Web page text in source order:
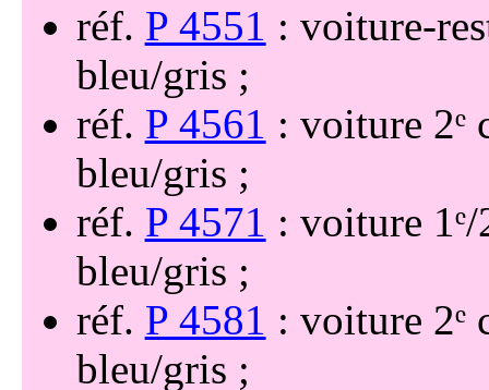
réf. P 4551 : voiture-
bleu/gris
réf. P 4561 : voiture 2ᵉ
bleu/gris
réf. P 4571 : voiture
bleu/gris
réf. P 4581 : voiture 2ᵉ
bleu/gris